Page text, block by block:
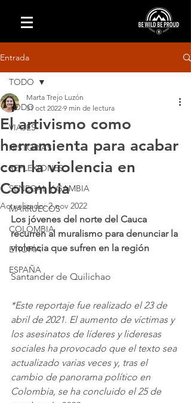
Entrada
TODO
VIAJES
HISTORIAS
REFLEXIONES
SENEGAL Y GAMBIA
MARRUECOS
COLOMBIA
ETIOPÍA
ESPAÑA
TODO
El artivismo como
herramienta para acabar
con la violencia en
Colombia
Marta Trejo Luzón
31 oct 2022 9 min de lectura
Actualizado:2 nov 2022
Los jóvenes del norte del Cauca
recurren al muralismo para denunciar la
violencia que sufren en la región
Santander de Quilichao
*Este reportaje fue realizado el 23 de
abril de 2021. El aumento de víctimas y
los asesinatos de líderes y lideresas
sociales ha provocado que el texto sea
actualizado varias veces y, tras el
cambio de panorama político en
Colombia, se ha concluido el 25 de